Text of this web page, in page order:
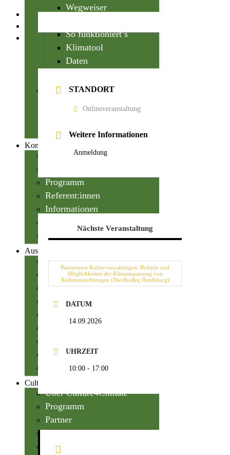
Registrieren
Wegweiser
So funktioniert’s
Klimatool
Daten
Handlungsimpulse
Impulse
Konferenz
Über die Konferenz
Programm
Referent:innen
Informationen
Kontakt
Auszeichnung
Der Preis
Kategorien
Preisträger:innen
Shortlist
Teilnahme
Kontakt
Culture4Climate
Über Culture4Climate
Programm
Partner
Beirat
Presse
STANDORT
Onlineveranstaltung
Weitere Informationen
Anmeldung
Nächste Veranstaltung
Basiswissen Kulturverwaltungen: Bedarfe und
Möglichkeiten der Klimaanpassung von
Kultureinrichtungen (Nordkolleg Rendsburg)
DATUM
14.09.2026
UHRZEIT
10:00 - 17:00